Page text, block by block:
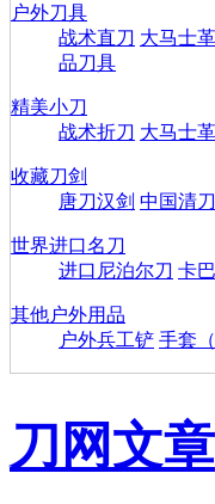
户外刀具
战术直刀 大马士
品刀具
精美小刀
战术折刀 大马士
收藏刀剑
唐刀汉剑 中国清刀
世界进口名刀
进口尼泊尔刀 卡
其他户外用品
户外兵工铲 手套
刀网文章